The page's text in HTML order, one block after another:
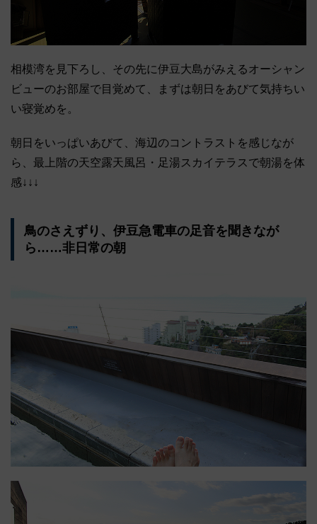
相模湾を見下ろし、その先に伊豆大島がみえるオーシャン
ビューのお部屋で目覚めて、まずは朝日をあびて気持ちい
い寝覚めを。
朝日をいっぱいあびて、海辺のコントラストを感じなが
ら、最上階の天空露天風呂・足湯スカイテラスで朝湯を体
感↓↓↓
鳥のさえずり、伊豆急電車の足音を聞きなが
ら……非日常の朝